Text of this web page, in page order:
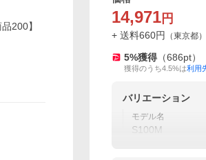
200】
14,971 円
+ 送料660円 （東京都）
5%獲得 （686pt）
獲得のうち4.5%は利用
バリエーション
モデル名
S100M